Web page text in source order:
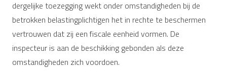
dergelijke toezegging wekt onder omstandigheden bij de
betrokken belastingplichtigen het in rechte te beschermen
vertrouwen dat zij een fiscale eenheid vormen. De
inspecteur is aan de beschikking gebonden als deze
omstandigheden zich voordoen.